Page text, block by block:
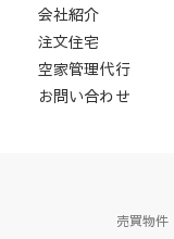
会社紹介
注文住宅
空家管理代行
お問い合わせ
売買物件